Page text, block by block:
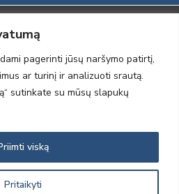
pagerinti jūsų naršymo patirtį,
ar turinį ir analizuoti srautą.
sutinkate su mūsų slapukų
Pritaikyti
viską
Lietuvos Respublikos, Europos
finansinių mechanizmų iš dalies
veiklos sustiprinimas ir įvaizdžio
į aplinkosauginių tyrimų veiklą“
2004-LT0008-NVO-1EEE/NOR-02-
© 2014, Visos teisės saugomos